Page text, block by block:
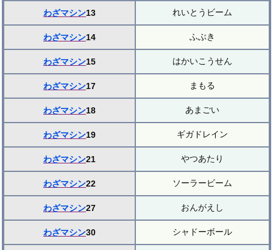
わざマシン13 れいとうビーム
わざマシン14 ふぶき
わざマシン15 はかいこうせん
わざマシン17 まもる
わざマシン18 あまごい
わざマシン19 ギガドレイン
わざマシン21 やつあたり
わざマシン22 ソーラービーム
わざマシン27 おんがえし
わざマシン30 シャドーボール